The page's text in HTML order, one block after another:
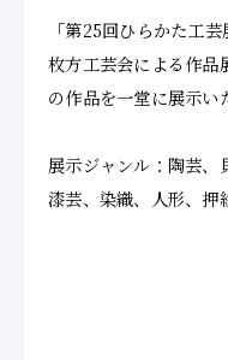
「第25回ひらかた工芸
枚方工芸会による作品
の作品を一堂に展示い
展示ジャンル：陶芸、
漆芸、染織、人形、押